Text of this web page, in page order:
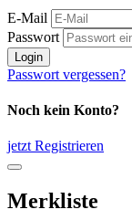
E-Mail
Passwort
Login
Passwort vergessen?
Noch kein Konto?
jetzt Registrieren
Merkliste